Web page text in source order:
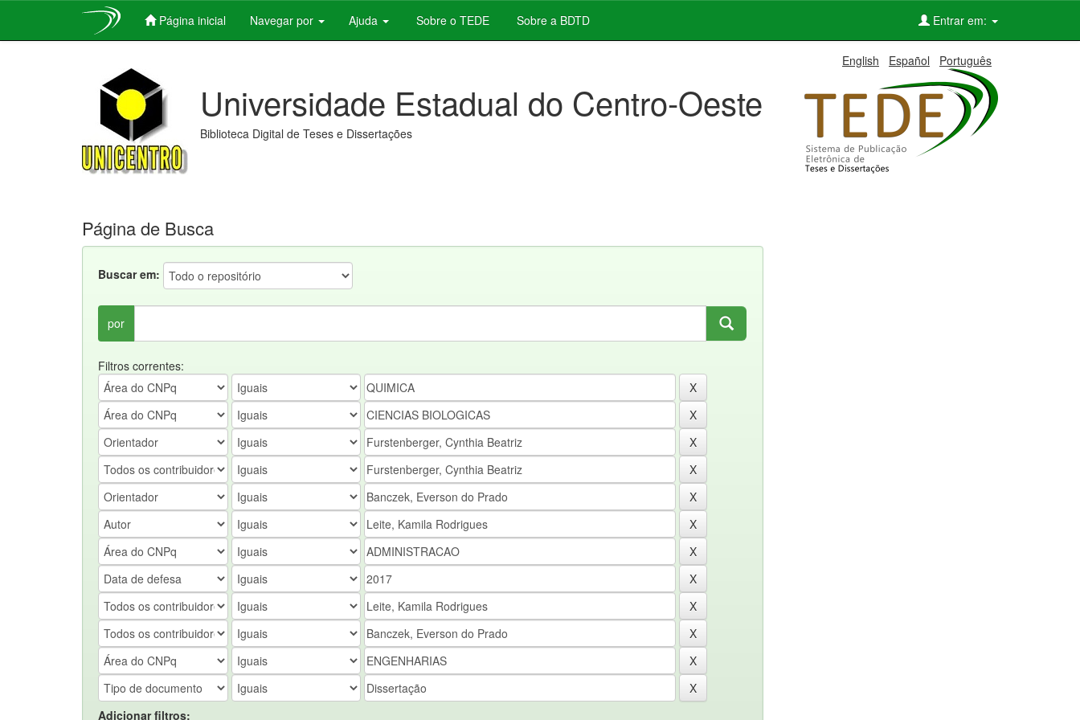
Página inicial Navegar por Ajuda Sobre o TEDE Sobre a BDTD Entrar em:
English Español Português
Universidade Estadual do Centro-Oeste
Biblioteca Digital de Teses e Dissertações
Página de Busca
Buscar em:
por
Filtros correntes:
Adicionar filtros: